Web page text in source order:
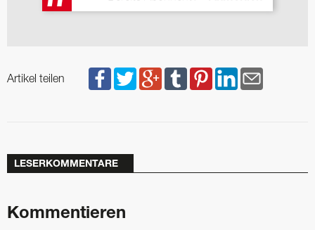
Artikel teilen
LESERKOMMENTARE
Kommentieren